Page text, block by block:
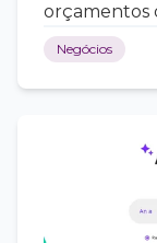
orçamentos
Negócios